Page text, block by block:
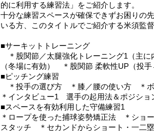
的に利用する練習法」をご紹介します。
十分な練習スペースが確保できずお困りの
いる方、このタイトルでご紹介する米須監
■サーキットトレーニング
＊股関節／太腿強化トレーニング1（主
（冬場に有効） ＊股関節 柔軟性UP（投手
■ピッチング練習
＊投手の選び方 ＊膝／腰の使い方 ＊ボ
＊インタビュー1 選手の起用法＆ポジショ
■スペースを有効利用した守備練習1
＊ロープを使った捕球姿勢矯正法 ＊ショ
スタッチ ＊セカンドからショート・一二